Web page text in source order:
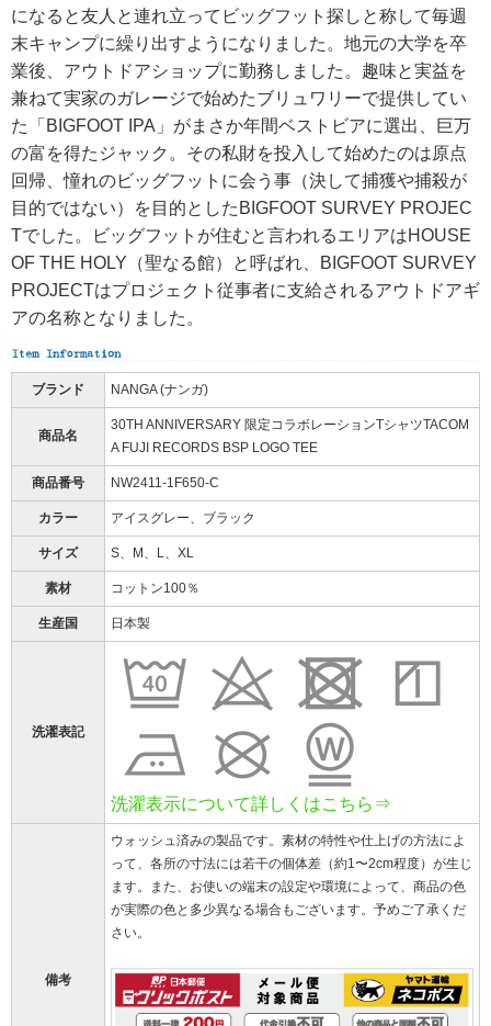
になると友人と連れ立ってビッグフット探しと称して毎週
末キャンプに繰り出すようになりました。地元の大学を卒
業後、アウトドアショップに勤務しました。趣味と実益を
兼ねて実家のガレージで始めたブリュワリーで提供してい
た「BIGFOOT IPA」がまさか年間ベストビアに選出、巨万
の富を得たジャック。その私財を投入して始めたのは原点
回帰、憧れのビッグフットに会う事（決して捕獲や捕殺が
目的ではない）を目的としたBIGFOOT SURVEY PROJEC
Tでした。ビッグフットが住むと言われるエリアはHOUSE
OF THE HOLY（聖なる館）と呼ばれ、BIGFOOT SURVEY
PROJECTはプロジェクト従事者に支給されるアウトドアギ
アの名称となりました。
ブランド NANGA (ナンガ)
商品名
30TH ANNIVERSARY 限定コラボレーションTシャツTACOM
A FUJI RECORDS BSP LOGO TEE
商品番号 NW2411-1F650-C
カラー アイスグレー、ブラック
サイズ S、M、L、XL
素材 コットン100％
生産国 日本製
洗濯表記
洗濯表示について詳しくはこちら⇒
備考
ウォッシュ済みの製品です。素材の特性や仕上げの方法によ
って、各所の寸法には若干の個体差（約1〜2cm程度）が生じ
ます。また、お使いの端末の設定や環境によって、商品の色
が実際の色と多少異なる場合もございます。予めご了承くだ
さい。